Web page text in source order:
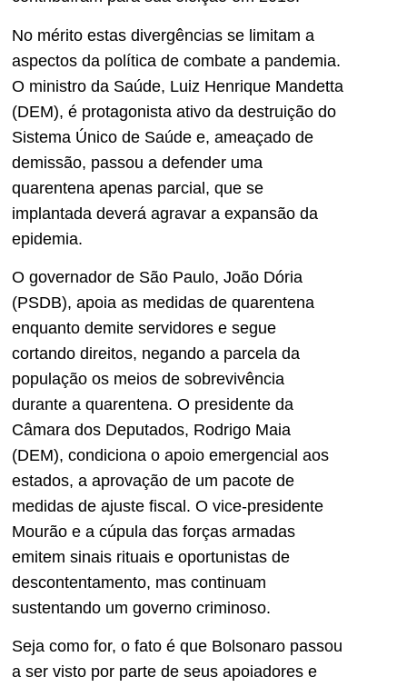
No mérito estas divergências se limitam a
aspectos da política de combate a pandemia.
O ministro da Saúde, Luiz Henrique Mandetta
(DEM), é protagonista ativo da destruição do
Sistema Único de Saúde e, ameaçado de
demissão, passou a defender uma
quarentena apenas parcial, que se
implantada deverá agravar a expansão da
epidemia.
O governador de São Paulo, João Dória
(PSDB), apoia as medidas de quarentena
enquanto demite servidores e segue
cortando direitos, negando a parcela da
população os meios de sobrevivência
durante a quarentena. O presidente da
Câmara dos Deputados, Rodrigo Maia
(DEM), condiciona o apoio emergencial aos
estados, a aprovação de um pacote de
medidas de ajuste fiscal. O vice-presidente
Mourão e a cúpula das forças armadas
emitem sinais rituais e oportunistas de
descontentamento, mas continuam
sustentando um governo criminoso.
Seja como for, o fato é que Bolsonaro passou
a ser visto por parte de seus apoiadores e